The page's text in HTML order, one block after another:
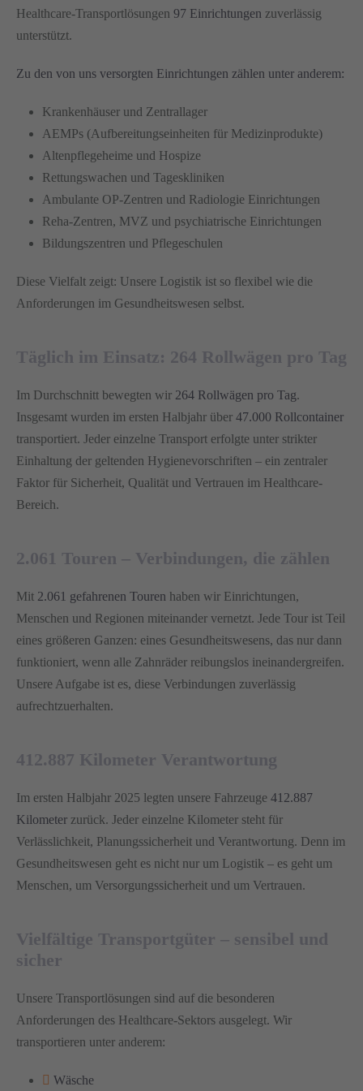
Healthcare-Transportlösungen 97 Einrichtungen zuverlässig
unterstützt.
Zu den von uns versorgten Einrichtungen zählen unter anderem:
Krankenhäuser und Zentrallager
AEMPs (Aufbereitungseinheiten für Medizinprodukte)
Altenpflegeheime und Hospize
Rettungswachen und Tageskliniken
Ambulante OP-Zentren und Radiologie Einrichtungen
Reha-Zentren, MVZ und psychiatrische Einrichtungen
Bildungszentren und Pflegeschulen
Diese Vielfalt zeigt: Unsere Logistik ist so flexibel wie die
Anforderungen im Gesundheitswesen selbst.
Täglich im Einsatz: 264 Rollwägen pro Tag
Im Durchschnitt bewegten wir 264 Rollwägen pro Tag.
Insgesamt wurden im ersten Halbjahr über 47.000 Rollcontainer
transportiert. Jeder einzelne Transport erfolgte unter strikter
Einhaltung der geltenden Hygienevorschriften – ein zentraler
Faktor für Sicherheit, Qualität und Vertrauen im Healthcare-
Bereich.
2.061 Touren – Verbindungen, die zählen
Mit 2.061 gefahrenen Touren haben wir Einrichtungen,
Menschen und Regionen miteinander vernetzt. Jede Tour ist Teil
eines größeren Ganzen: eines Gesundheitswesens, das nur dann
funktioniert, wenn alle Zahnräder reibungslos ineinandergreifen.
Unsere Aufgabe ist es, diese Verbindungen zuverlässig
aufrechtzuerhalten.
412.887 Kilometer Verantwortung
Im ersten Halbjahr 2025 legten unsere Fahrzeuge 412.887
Kilometer zurück. Jeder einzelne Kilometer steht für
Verlässlichkeit, Planungssicherheit und Verantwortung. Denn im
Gesundheitswesen geht es nicht nur um Logistik – es geht um
Menschen, um Versorgungssicherheit und um Vertrauen.
Vielfältige Transportgüter – sensibel und
sicher
Unsere Transportlösungen sind auf die besonderen
Anforderungen des Healthcare-Sektors ausgelegt. Wir
transportieren unter anderem:
Wäsche